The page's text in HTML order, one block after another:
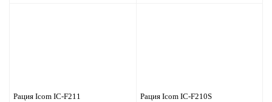
Рация Icom IC-F211 Рация Icom IC-F210S